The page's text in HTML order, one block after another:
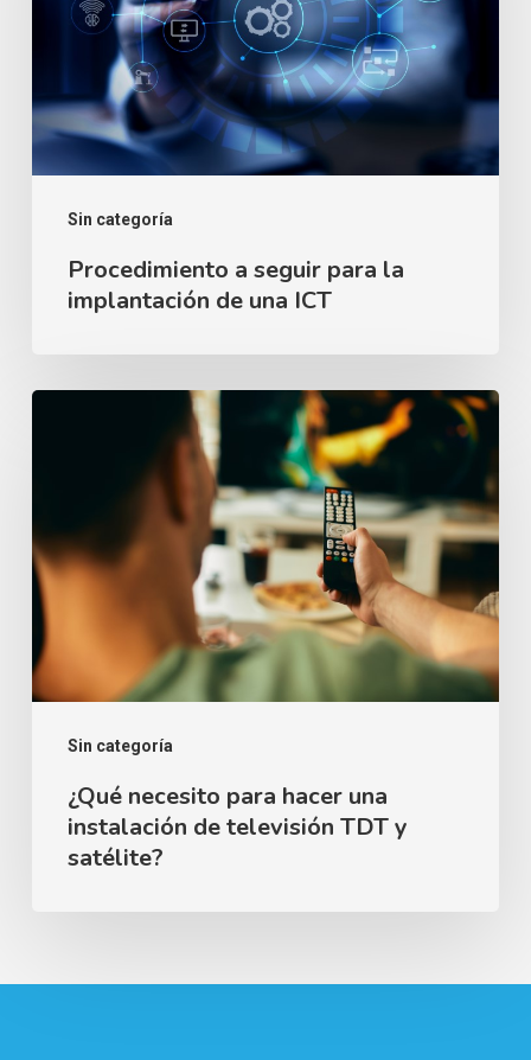
Sin categoría
implantación
de
una
Procedimiento a seguir para la
implantación de una ICT
Sin categoría
una
instalación
televisión
satélite?
¿Qué necesito para hacer una
instalación de televisión TDT y
satélite?